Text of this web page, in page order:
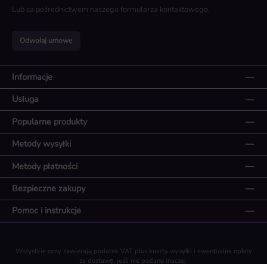
Lub za pośrednictwem naszego formularza kontaktowego.
Odwołaj umowę
Informacje
Usługa
Popularne produkty
Metody płatności
Metody wysyłki
Bezpieczne zakupy
Pomoc i instrukcje
Wszystkie ceny zawierają podatek VAT plus koszty wysyłki i ewentualne opłaty
za dostawę, jeśli nie podano inaczej.